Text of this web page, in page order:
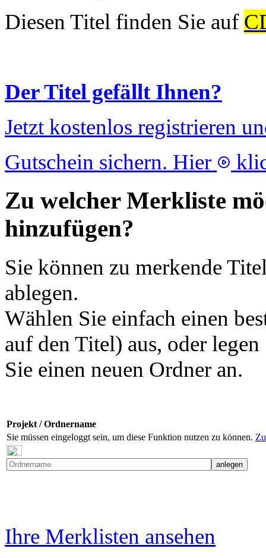
Diesen Titel finden Sie auf
Der Titel gefällt Ihnen?
Jetzt kostenlos registrieren
Gutschein sichern. Hier
Zu welcher Merkliste
hinzufügen?
Sie können zu merkende
ablegen.
Wählen Sie einfach einen
auf den Titel) aus, oder legen
Sie einen neuen Ordner an.
Projekt / Ordnername
Sie müssen eingeloggt sein, um diese Funktion nutzen zu können.
Ihre Merklisten ansehen